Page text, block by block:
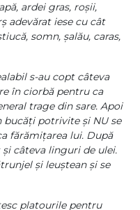
ardei gras, roșii,
adevărat iese cu cât
somn, șalău, caras,
s-au copt câteva
în ciorbă pentru ca
trage din sare. Apoi
bucăți potrivite și NU se
fărămițarea lui. După
câteva linguri de ulei.
și leuștean și se
platourile pentru